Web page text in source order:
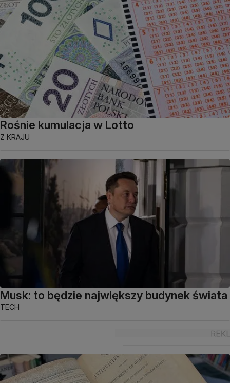
Rośnie kumulacja w Lotto
Z KRAJU
Musk: to będzie największy budynek świata
TECH